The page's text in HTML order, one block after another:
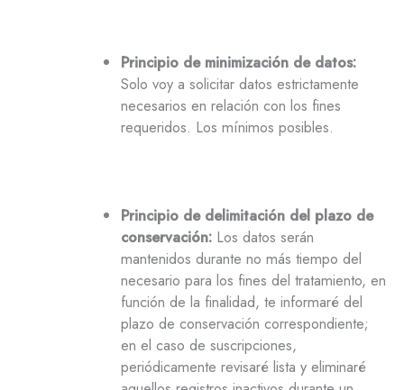
Principio de minimización de datos:
Solo voy a solicitar datos estrictamente
necesarios en relación con los fines
requeridos. Los mínimos posibles.
Principio de delimitación del plazo de
conservación:Los datos serán
mantenidos durante no más tiempo del
necesario para los fines del tratamiento, en
función de la finalidad, te informaré del
plazo de conservación correspondiente;
en el caso de suscripciones,
periódicamente revisaré lista y eliminaré